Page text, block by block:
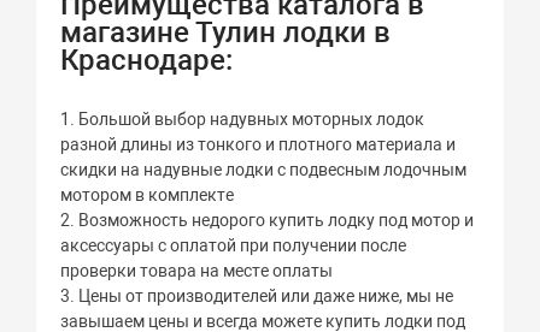
магазине Тулин лодки в
Краснодаре:
1. Большой выбор надувных моторных лодок
разной длины из тонкого и плотного материала и
скидки на надувные лодки с подвесным лодочным
мотором в комплекте
2. Возможность недорого купить лодку под мотор и
аксессуары с оплатой при получении после
проверки товара на месте оплаты
3. Цены от производителей или даже ниже, мы не
завышаем цены и всегда можете купить лодки под